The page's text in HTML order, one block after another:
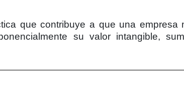
que contribuye a que una empresa
su valor intangible,